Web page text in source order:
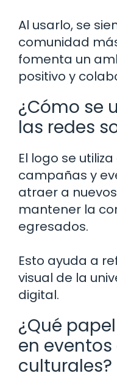
Al usarlo, se
comunidad
fomenta un
positivo y
¿Cómo se
las redes
El logo se
campañas y
atraer a
mantener la
egresados.
Esto ayuda a
visual de la
digital.
¿Qué
en
culturales?